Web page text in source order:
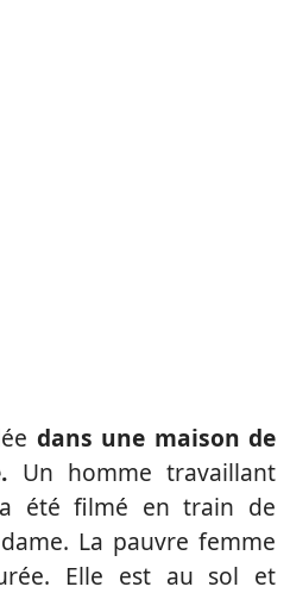
dans une maison de
Un homme travaillant
été filmé en train de
La pauvre femme
Elle est au sol et